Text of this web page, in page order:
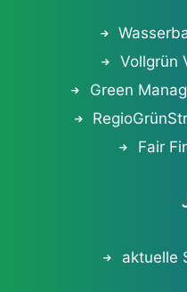
Vollgrün
Green
Fair
aktuelle